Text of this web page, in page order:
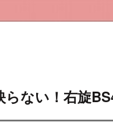
らない！右旋